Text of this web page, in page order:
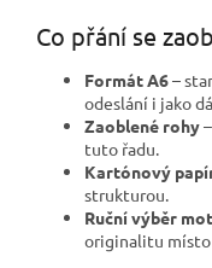
Co přání se
Formát A6–
odeslání i jako
Zaoblené rohy
tuto řadu.
Kartónový
strukturou.
Ruční výběr
originalitu místo